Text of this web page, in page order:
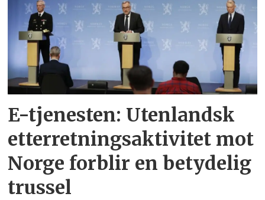
E-tjenesten: Utenlandsk
etterretningsaktivitet mot
Norge forblir en betydelig
trussel